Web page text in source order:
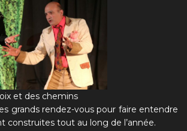
et des chemins
grands rendez-vous pour faire entendre
construites tout au long de l’année.